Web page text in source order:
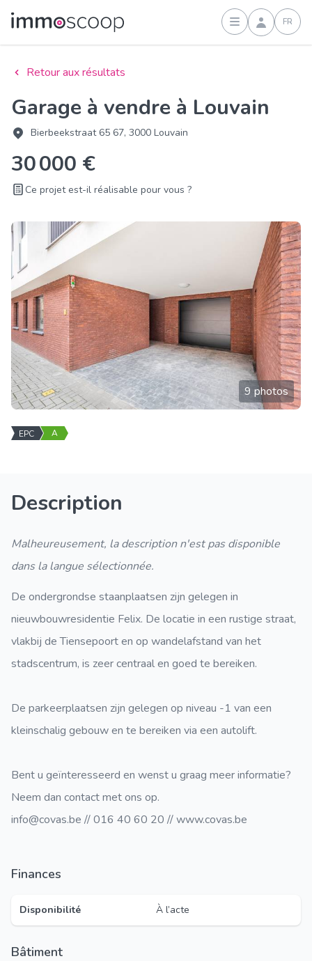
Connexion
FR
Retour aux résultats
Garage à vendre à Louvain
Bierbeekstraat 65 67, 3000 Louvain
30 000 €
Ce projet est-il réalisable pour vous ?
9 photos
EPC A
Description
Malheureusement, la description n'est pas disponible
dans la langue sélectionnée.
De ondergrondse staanplaatsen zijn gelegen in
nieuwbouwresidentie Felix. De locatie in een rustige straat,
vlakbij de Tiensepoort en op wandelafstand van het
stadscentrum, is zeer centraal en goed te bereiken.
De parkeerplaatsen zijn gelegen op niveau -1 van een
kleinschalig gebouw en te bereiken via een autolift.
Bent u geïnteresseerd en wenst u graag meer informatie?
Neem dan contact met ons op.
info@covas.be // 016 40 60 20 // www.covas.be
Finances
Disponibilité À l’acte
Bâtiment